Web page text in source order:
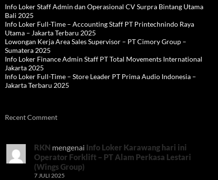
Info Loker Staff Admin dan Operasional CV Surpra Bintang Utama
Bali 2025
Info Loker Full-Time – Accounting Staff PT Printechnindo Raya
Utama – Jakarta Terbaru 2025
Lowongan Kerja Area Sales Supervisor – PT Cimory Group –
Sumatera 2025
Info Loker Finance Admin Staff PT Total Movements International
Jakarta 2025
Info Loker Full-Time – Store Leader PT Prima Audio Indonesia –
Jakarta Terbaru 2025
Recent Comment
RKN mengenai Info Loker Karawang hari ini
Operator Forklift – PT Alam Perkasa Lestari
(Wings Group)
7 JULI 2025